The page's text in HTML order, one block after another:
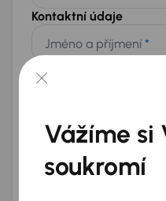
Kontaktní údaje
Jméno a příjmení *
Přeji si dostávat
nabídkách
Vážíme si
soukromí